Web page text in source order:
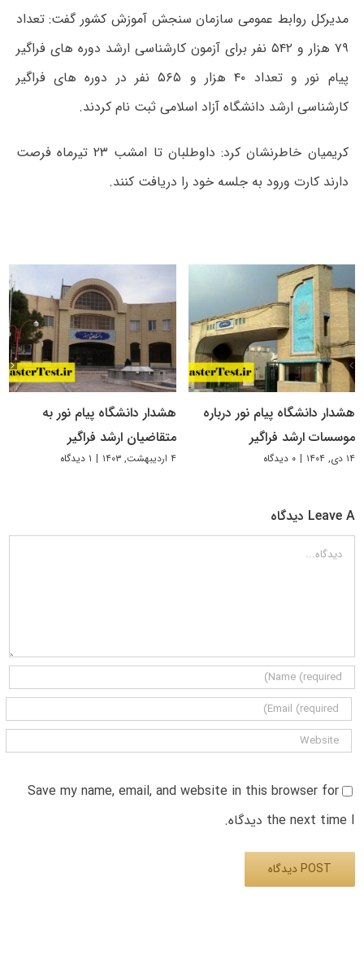
مدیرکل روابط عمومی سازمان سنجش آموزش کشور گفت: تعداد
۷۹ هزار و ۵۴۲ نفر برای آزمون کارشناسی ارشد دوره های فراگیر
پیام نور و تعداد ۴۰ هزار و ۵۶۵ نفر در دوره های فراگیر
کارشناسی ارشد دانشگاه آزاد اسلامی ثبت نام کردند.
کریمیان خاطرنشان کرد: داوطلبان تا امشب ۲۳ تیرماه فرصت
دارند کارت ورود به جلسه خود را دریافت کنند.
هشدار دانشگاه پیام نور درباره
موسسات ارشد فراگیر
۱۴ دی, ۱۴۰۴ | ۰ دیدگاه
هشدار دانشگاه پیام نور به
متقاضیان ارشد فراگیر
۴ اردیبهشت, ۱۴۰۳ | ۱ دیدگاه
Leave A دیدگاه
دیدگاه
Save my name, email, and website in this browser for
the next time I دیدگاه.